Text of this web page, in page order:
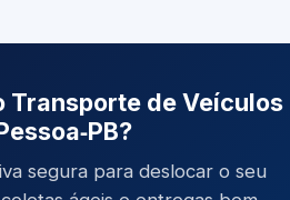
Transporte de Veículos
segura para deslocar o seu